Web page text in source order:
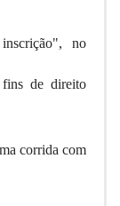
no
de direito
corrida com